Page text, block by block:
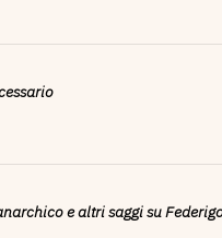
e altri saggi su